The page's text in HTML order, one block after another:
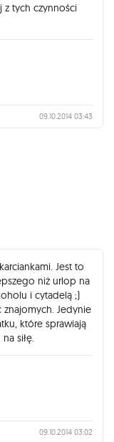
z tych czynności
09.10.2014 03:43
Jest to
niż urlop na
i cytadelą ;)
znajomych. Jedynie
które sprawiają
siłę.
09.10.2014 03:02